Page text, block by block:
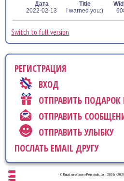
Дата Title
2022-02-13
I warned you:)
Switch to full version
РЕГИСТРАЦИЯ
ВХОД
ОТПРАВИТЬ
ОТПРАВИТЬ
ОТПРАВИТЬ УЛЫБКУ
ПОСЛАТЬ EMAIL ДРУГУ
© Russian-Women-Personals.com 2006 -